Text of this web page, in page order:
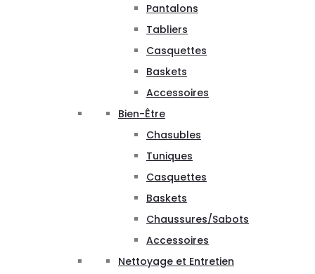
Pantalons
Tabliers
Casquettes
Baskets
Accessoires
Bien-Être
Chasubles
Tuniques
Casquettes
Baskets
Chaussures/Sabots
Accessoires
Nettoyage et Entretien